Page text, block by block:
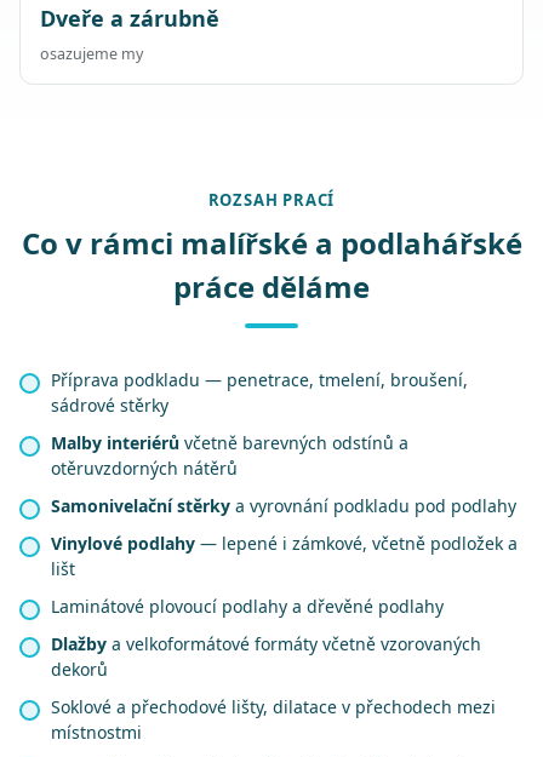
Dveře a zárubně
osazujeme my
ROZSAH PRACÍ
Co v rámci malířské a podlahářské
práce děláme
Příprava podkladu — penetrace, tmelení, broušení,
sádrové stěrky
Malby interiérů včetně barevných odstínů a
otěruvzdorných nátěrů
Samonivelační stěrky a vyrovnání podkladu pod podlahy
Vinylové podlahy — lepené i zámkové, včetně podložek a
lišt
Laminátové plovoucí podlahy a dřevěné podlahy
Dlažby a velkoformátové formáty včetně vzorovaných
dekorů
Soklové a přechodové lišty, dilatace v přechodech mezi
místnostmi